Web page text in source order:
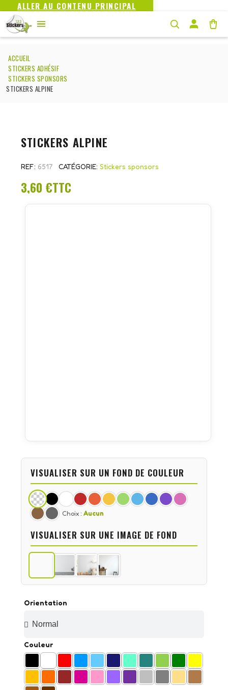
ALLER AU CONTENU PRINCIPAL
ACCUEIL
STICKERS ADHÉSIF
STICKERS SPONSORS
STICKERS ALPINE
STICKERS ALPINE
REF 6517 CATÉGORIE Stickers sponsors
3,60 €TTC
Orientation
Couleur
VISUALISER SUR UN FOND DE COULEUR
Choix : Aucun
VISUALISER SUR UNE IMAGE DE FOND